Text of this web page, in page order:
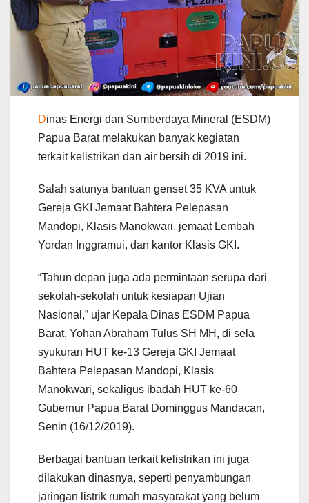
Dinas Energi dan Sumberdaya Mineral (ESDM)
Papua Barat melakukan banyak kegiatan
terkait kelistrikan dan air bersih di 2019 ini.
Salah satunya bantuan genset 35 KVA untuk
Gereja GKI Jemaat Bahtera Pelepasan
Mandopi, Klasis Manokwari, jemaat Lembah
Yordan Inggramui, dan kantor Klasis GKI.
“Tahun depan juga ada permintaan serupa dari
sekolah-sekolah untuk kesiapan Ujian
Nasional,” ujar Kepala Dinas ESDM Papua
Barat, Yohan Abraham Tulus SH MH, di sela
syukuran HUT ke-13 Gereja GKI Jemaat
Bahtera Pelepasan Mandopi, Klasis
Manokwari, sekaligus ibadah HUT ke-60
Gubernur Papua Barat Dominggus Mandacan,
Senin (16/12/2019).
Berbagai bantuan terkait kelistrikan ini juga
dilakukan dinasnya, seperti penyambungan
jaringan listrik rumah masyarakat yang belum